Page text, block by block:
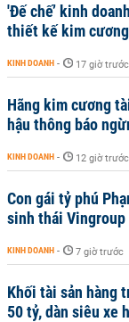
'Đế chế’ kinh
thiết kế kim
KINH DOANH - 17 giờ trước
Hãng kim cương
hậu thông báo
KINH DOANH - 12 giờ trước
Con gái tỷ phú
sinh thái Vingroup
KINH DOANH - 7 giờ trước
Khối tài sản hàng
50 tỷ, dàn siêu xe